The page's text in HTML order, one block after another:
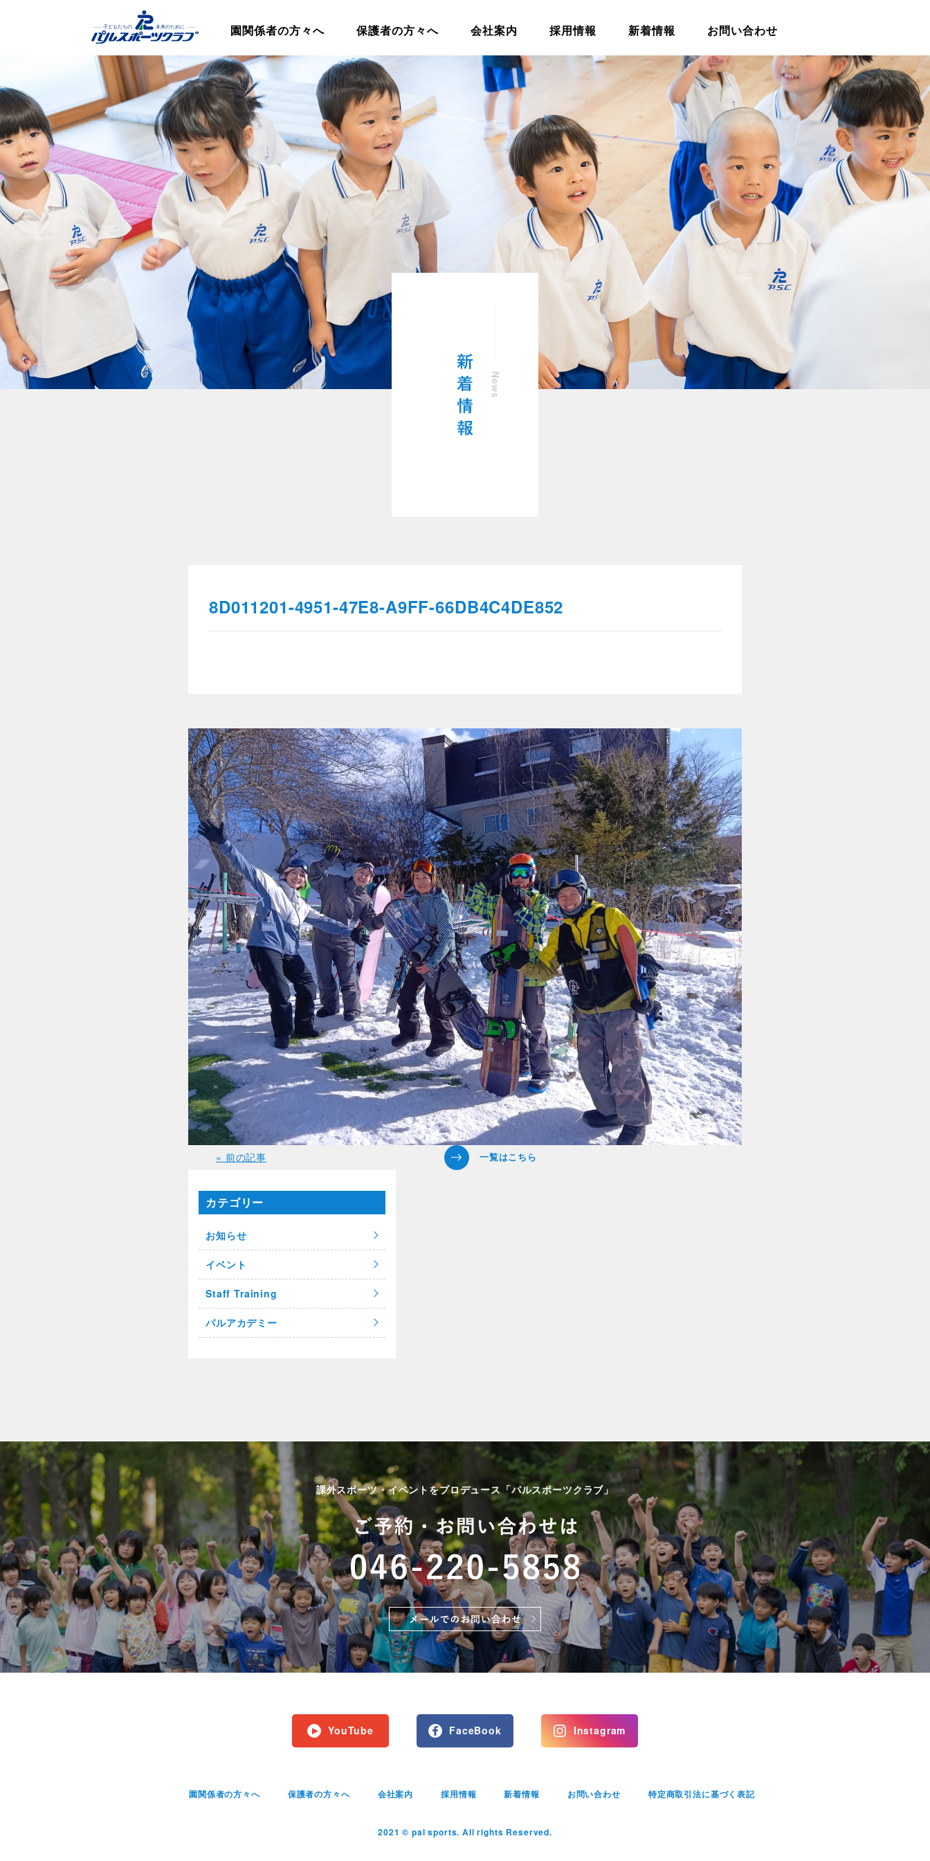
園関係者の方々へ 保護者の方々へ 会社案内 採用情報 新着情報 お問い合わせ
8D011201-4951-47E8-A9FF-66DB4C4DE852
« 前の記事
カテゴリー
お知らせ
イベント
Staff Training
パルアカデミー
課外スポーツ・イベントをプロデュース「パルスポーツクラブ」
YouTube FaceBook Instagram
園関係者の方々へ 保護者の方々へ 会社案内 採用情報 新着情報 お問い合わせ 特定商取引法に基づく表記
2021 © pal sports. All rights Reserved.